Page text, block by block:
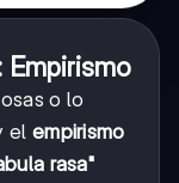
Empirismo
o lo
el empirismo
rasa"